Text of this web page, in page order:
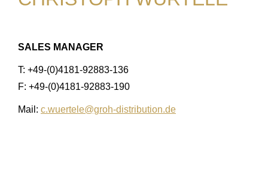
SALES MANAGER
T: +49-(0)4181-92883-136
F: +49-(0)4181-92883-190
Mail: c.wuertele@groh-distribution.de